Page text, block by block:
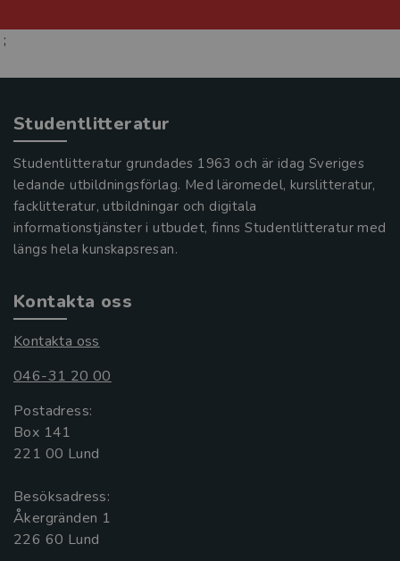
;
Studentlitteratur
Studentlitteratur grundades 1963 och är idag Sveriges
ledande utbildningsförlag. Med läromedel, kurslitteratur,
facklitteratur, utbildningar och digitala
informationstjänster i utbudet, finns Studentlitteratur med
längs hela kunskapsresan.
Kontakta oss
Kontakta oss
046-31 20 00
Postadress:
Box 141
221 00 Lund
Besöksadress:
Åkergränden 1